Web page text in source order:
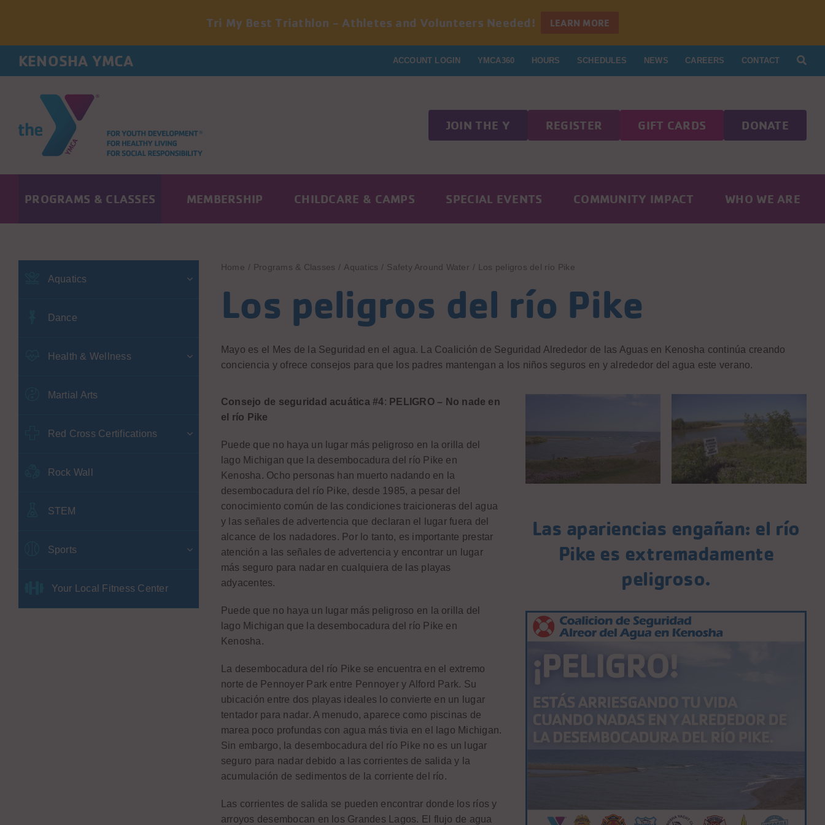
Tri My Best Triathlon - Athletes and Volunteers Needed! LEARN MORE
KENOSHA YMCA ACCOUNT LOGIN YMCA360 HOURS SCHEDULES NEWS CAREERS CONTACT
JOIN THE Y REGISTER GIFT CARDS DONATE
PROGRAMS & CLASSES MEMBERSHIP CHILDCARE & CAMPS SPECIAL EVENTS COMMUNITY IMPACT WHO WE ARE
Aquatics
Dance
Health & Wellness
Martial Arts
Red Cross Certifications
Rock Wall
STEM
Sports
Your Local Fitness Center
Home Programs & Classes Aquatics Safety Around Water Los peligros del río Pike
Los peligros del río Pike
Mayo es el Mes de la Seguridad en el agua. La Coalición de Seguridad Alrededor de las Aguas en Kenosha continúa creando
conciencia y ofrece consejos para que los padres mantengan a los niños seguros en y alrededor del agua este verano.
Consejo de seguridad acuática #4: PELIGRO – No nade en
el río Pike
Puede que no haya un lugar más peligroso en la orilla del
lago Michigan que la desembocadura del río Pike en
Kenosha. Ocho personas han muerto nadando en la
desembocadura del río Pike, desde 1985, a pesar del
conocimiento común de las condiciones traicioneras del agua
y las señales de advertencia que declaran el lugar fuera del
alcance de los nadadores. Por lo tanto, es importante prestar
atención a las señales de advertencia y encontrar un lugar
más seguro para nadar en cualquiera de las playas
adyacentes.
Puede que no haya un lugar más peligroso en la orilla del
lago Michigan que la desembocadura del río Pike en
Kenosha.
La desembocadura del río Pike se encuentra en el extremo
norte de Pennoyer Park entre Pennoyer y Alford Park. Su
ubicación entre dos playas ideales lo convierte en un lugar
tentador para nadar. A menudo, aparece como piscinas de
marea poco profundas con agua más tivia en el lago Michigan.
Sin embargo, la desembocadura del río Pike no es un lugar
seguro para nadar debido a las corrientes de salida y la
acumulación de sedimentos de la corriente del río.
Las corrientes de salida se pueden encontrar donde los ríos y
arroyos desembocan en los Grandes Lagos. El flujo de agua
Las apariencias engañan: el río
Pike es extremadamente
peligroso.